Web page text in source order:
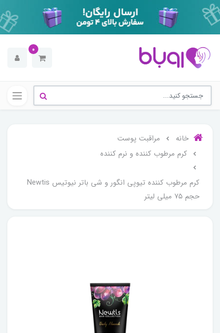
0
خانه
مراقبت پوست
کرم مرطوب کننده و نرم کننده
کرم مرطوب کننده تیوپی انگور و شی باتر نیوتیس Newtis
حجم ۷۵ میلی لیتر